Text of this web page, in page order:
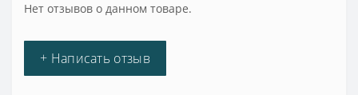
Нет отзывов о данном товаре.
+ Написать отзыв